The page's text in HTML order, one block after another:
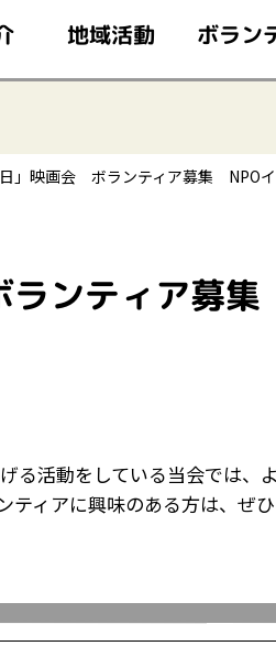
地域活動 ボラン
日」映画会 ボランティア募集 NPO
ランティア募
る活動をしている当会では、
ィアに興味のある方は、ぜひ